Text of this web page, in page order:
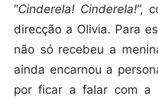
“Cinderela! Cinderela!”,
direcção a Olivia. Para
não só recebeu a
ainda encarnou a
por ficar a falar com a